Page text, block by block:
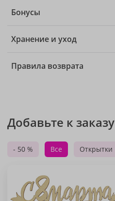
Бонусы
Хранение и уход
Правила возврата
Добавьте к заказу
- 50 % Все Открытки